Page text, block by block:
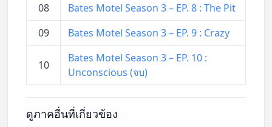
08
Bates Motel Season 3 – EP. 8 : The Pit
09
Bates Motel Season 3 – EP. 9 : Crazy
10
Bates Motel Season 3 – EP. 10 :
Unconscious (จบ)
ดูภาคอื่นที่เกี่ยวข้อง